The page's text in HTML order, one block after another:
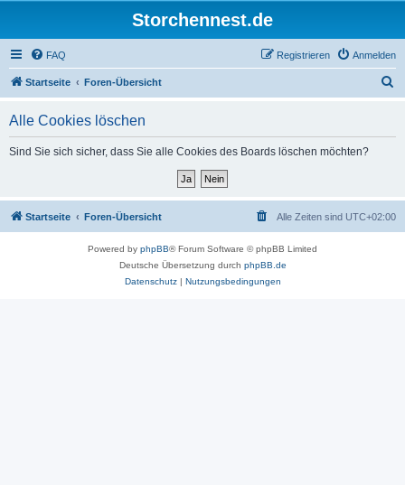
Storchennest.de
FAQ Anmelden
Registrieren
Startseite Foren-Übersicht
Alle Cookies löschen
Sind Sie sich sicher, dass Sie alle Cookies des Boards löschen möchten?
Startseite Foren-Übersicht Alle Zeiten sind UTC+02:00
Powered by phpBB® Forum Software © phpBB Limited
Deutsche Übersetzung durch phpBB.de
Datenschutz| Nutzungsbedingungen